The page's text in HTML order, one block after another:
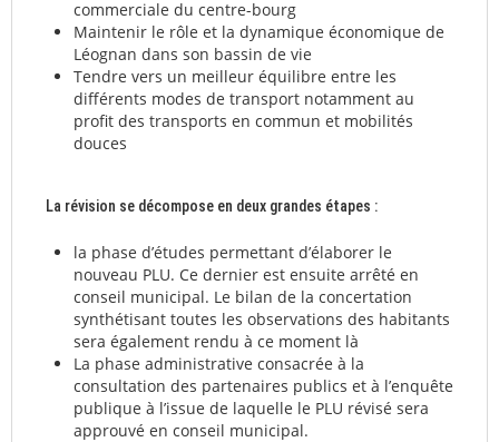
commerciale du centre-bourg
Maintenir le rôle et la dynamique économique de
Léognan dans son bassin de vie
Tendre vers un meilleur équilibre entre les
différents modes de transport notamment au
profit des transports en commun et mobilités
douces
La révision se décompose en deux grandes étapes :
la phase d’études permettant d’élaborer le
nouveau PLU. Ce dernier est ensuite arrêté en
conseil municipal. Le bilan de la concertation
synthétisant toutes les observations des habitants
sera également rendu à ce moment là
La phase administrative consacrée à la
consultation des partenaires publics et à l’enquête
publique à l’issue de laquelle le PLU révisé sera
approuvé en conseil municipal.